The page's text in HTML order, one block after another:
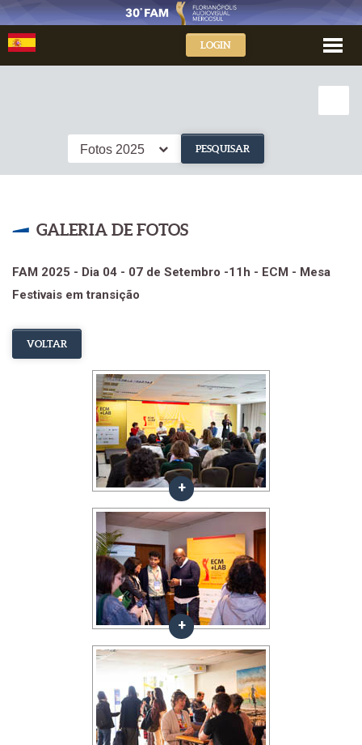
LOGIN
Fotos 2025 PESQUISAR
GALERIA DE FOTOS
FAM 2025 - Dia 04 - 07 de Setembro -11h - ECM - Mesa
Festivais em transição
VOLTAR